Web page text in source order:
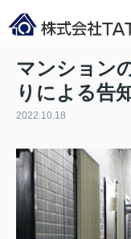
マンション
りによる告
2022.10.18